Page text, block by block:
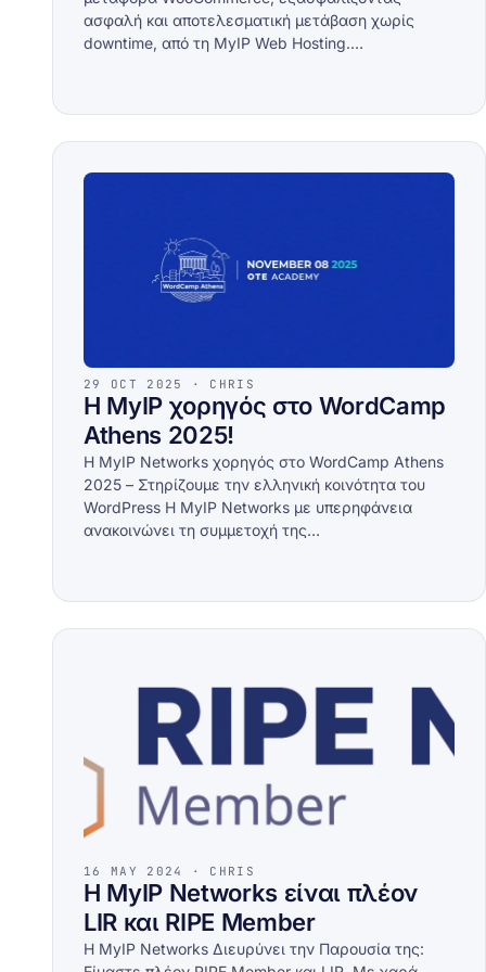
ασφαλή και αποτελεσματική μετάβαση χωρίς
downtime, από τη MyIP Web Hosting.…
29 OCT 2025 · CHRIS
Η MyIP χορηγός στο WordCamp
Athens 2025!
Η MyIP Networks χορηγός στο WordCamp Athens
2025 – Στηρίζουμε την ελληνική κοινότητα του
WordPress Η MyIP Networks με υπερηφάνεια
ανακοινώνει τη συμμετοχή της…
16 MAY 2024 · CHRIS
Η MyIP Networks είναι πλέον
LIR και RIPE Member
Η MyIP Networks Διευρύνει την Παρουσία της: